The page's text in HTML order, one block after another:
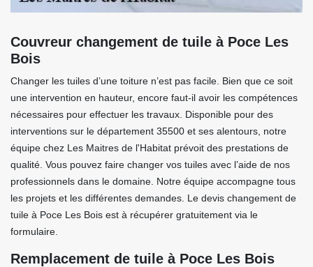
Couvreur changement de tuile à Poce Les
Bois
Changer les tuiles d’une toiture n’est pas facile. Bien que ce soit
une intervention en hauteur, encore faut-il avoir les compétences
nécessaires pour effectuer les travaux. Disponible pour des
interventions sur le département 35500 et ses alentours, notre
équipe chez Les Maitres de l'Habitat prévoit des prestations de
qualité. Vous pouvez faire changer vos tuiles avec l’aide de nos
professionnels dans le domaine. Notre équipe accompagne tous
les projets et les différentes demandes. Le devis changement de
tuile à Poce Les Bois est à récupérer gratuitement via le
formulaire.
Remplacement de tuile à Poce Les Bois